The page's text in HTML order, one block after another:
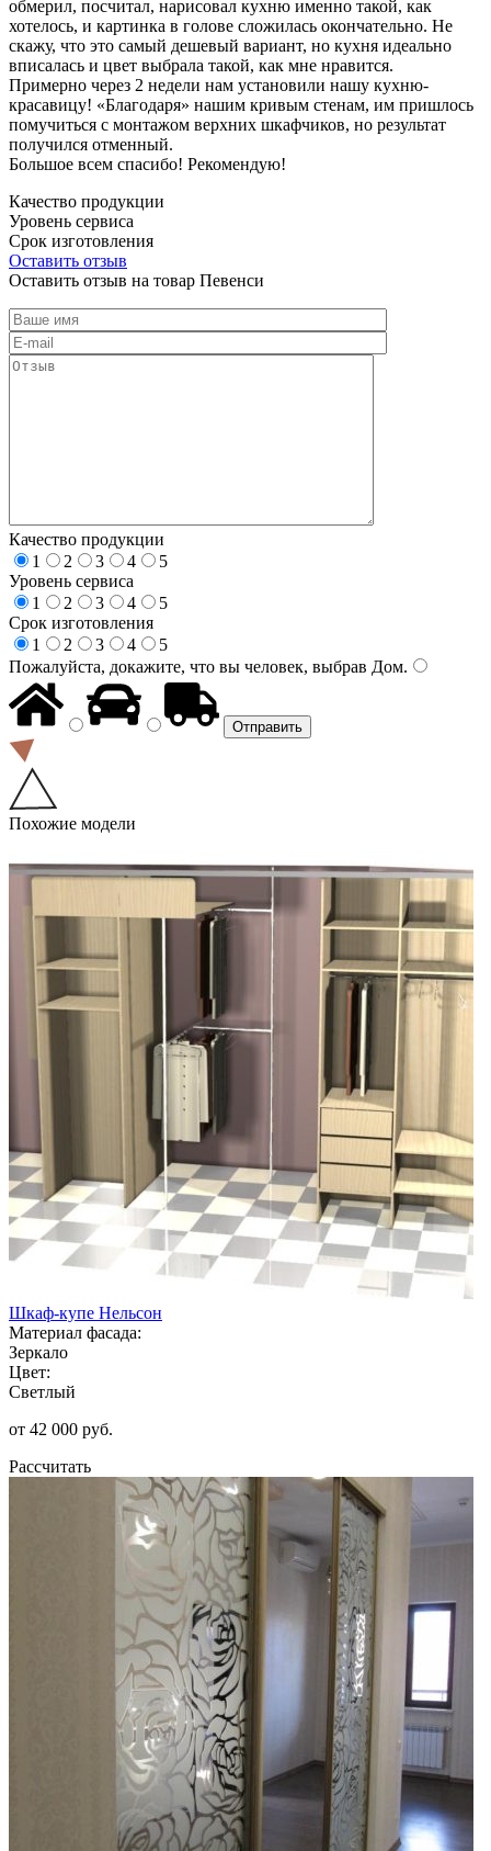
обмерил, посчитал, нарисовал кухню именно такой, как
хотелось, и картинка в голове сложилась окончательно. Не
скажу, что это самый дешевый вариант, но кухня идеально
вписалась и цвет выбрала такой, как мне нравится.
Примерно через 2 недели нам установили нашу кухню-
красавицу! «Благодаря» нашим кривым стенам, им пришлось
помучиться с монтажом верхних шкафчиков, но результат
получился отменный.
Большое всем спасибо! Рекомендую!
Качество продукции
Уровень сервиса
Срок изготовления
Оставить отзыв
Оставить отзыв на товар Певенси
Качество продукции
1
2 3 4
5
Уровень сервиса
1
2 3 4
5
Срок изготовления
1
2 3 4
5
Пожалуйста, докажите, что вы человек, выбрав Дом.
Похожие модели
Шкаф-купе Нельсон
Материал фасада:
Зеркало
Цвет:
Светлый
от 42 000 руб.
Рассчитать